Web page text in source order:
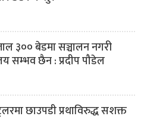
३०० बेडमा सञ्चालन नगरी
सम्भव छैन : प्रदीप पौडेल
छाउपडी प्रथाविरुद्ध सशक्त